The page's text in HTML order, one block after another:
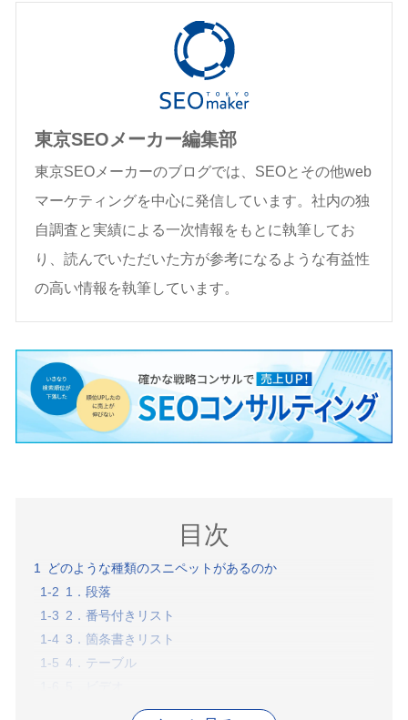
東京SEOメーカー編集部
東京SEOメーカーのブログでは、SEOとその他web
マーケティングを中心に発信しています。社内の独
自調査と実績による一次情報をもとに執筆してお
り、読んでいただいた方が参考になるような有益性
の高い情報を執筆しています。
目次
どのような種類のスニペットがあるのか
1．段落
2．番号付きリスト
3．箇条書きリスト
4．テーブル